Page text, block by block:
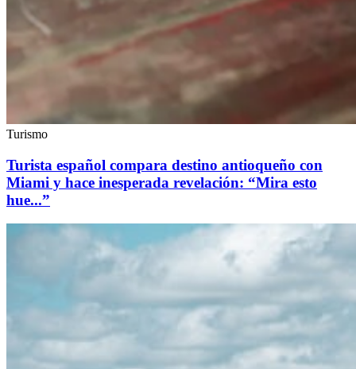
Turismo
Turista español compara destino antioqueño con
Miami y hace inesperada revelación: “Mira esto
hue...”